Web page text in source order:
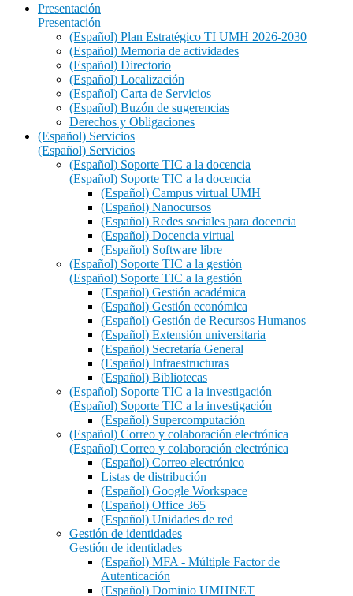
Presentación
Presentación
(Español) Plan Estratégico TI UMH 2026-2030
(Español) Memoria de actividades
(Español) Directorio
(Español) Localización
(Español) Carta de Servicios
(Español) Buzón de sugerencias
Derechos y Obligaciones
(Español) Servicios
(Español) Servicios
(Español) Soporte TIC a la docencia
(Español) Soporte TIC a la docencia
(Español) Campus virtual UMH
(Español) Nanocursos
(Español) Redes sociales para docencia
(Español) Docencia virtual
(Español) Software libre
(Español) Soporte TIC a la gestión
(Español) Soporte TIC a la gestión
(Español) Gestión académica
(Español) Gestión económica
(Español) Gestión de Recursos Humanos
(Español) Extensión universitaria
(Español) Secretaría General
(Español) Infraestructuras
(Español) Bibliotecas
(Español) Soporte TIC a la investigación
(Español) Soporte TIC a la investigación
(Español) Supercomputación
(Español) Correo y colaboración electrónica
(Español) Correo y colaboración electrónica
(Español) Correo electrónico
Listas de distribución
(Español) Google Workspace
(Español) Office 365
(Español) Unidades de red
Gestión de identidades
Gestión de identidades
(Español) MFA - Múltiple Factor de
Autenticación
(Español) Dominio UMHNET